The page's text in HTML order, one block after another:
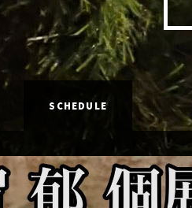
SCHEDULE